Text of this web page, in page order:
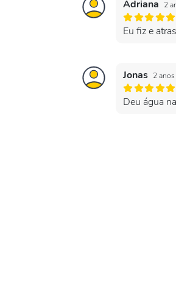
Adriana 2
Eu fiz e
Jonas 2 anos
Deu água